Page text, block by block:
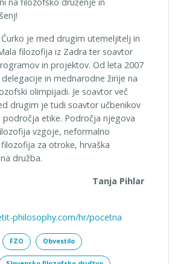
je med drugim utemeljitelj in
filozofija iz Zadra ter soavtor
in projektov. Od leta 2007
delegacije in mednarodne žirije na
olimpijadi. Je soavtor več
drugim je tudi soavtor učbenikov
področja etike. Področja njegova
vzgoje, neformalno
za otroke, hrvaška
družba.
Tanja Pihlar
philosophy.com/hr/pocetna
FZO Obvestilo